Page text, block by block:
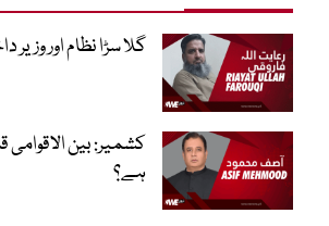
گلا سڑا نظام اور وزیر
کشمیر: بین الاقوامی
ہے؟